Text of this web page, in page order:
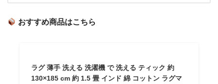
おすすめ商品はこちら
ラグ 薄手 洗える 洗濯機 で 洗える ティック 約
130×185 cm 約 1.5 畳 インド 綿 コットン ラグマ